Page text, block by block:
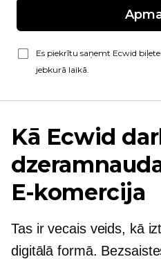
Es piekrītu saņemt Ecwid
jebkurā laikā.
Kā Ecwid
E-komercija
Tas ir vecais veids, kā
digitālā formā.